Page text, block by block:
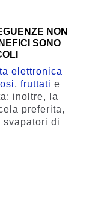
NON
SONO
elettronica
, fruttati e
inoltre, la
preferita,
svapatori di